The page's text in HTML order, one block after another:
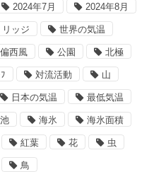
2024年7月 2024年8月
リッジ 世界の気温
偏西風 公園 北極
対流活動 山
日本の気温 最低気温
池 海氷 海氷面積
紅葉 花 虫
鳥